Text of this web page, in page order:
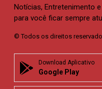
Notícias, Entretenimento
para você ficar sempre
© Todos os direitos
Download Aplicativo
Google Play